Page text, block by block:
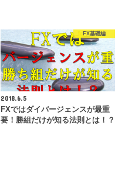
FX基礎編
2018.6.5
FXではダイバージェンスが最重
要！勝組だけが知る法則とは！？